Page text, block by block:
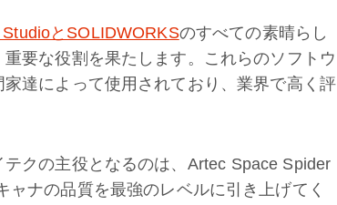
とSOLIDWORKSのすべての素晴らし
要な役割を果たします。これらのソフトウ
達によって使用されており、業界で高く評
クの主役となるのは、Artec Space Spider
ナの品質を最強のレベルに引き上げてく